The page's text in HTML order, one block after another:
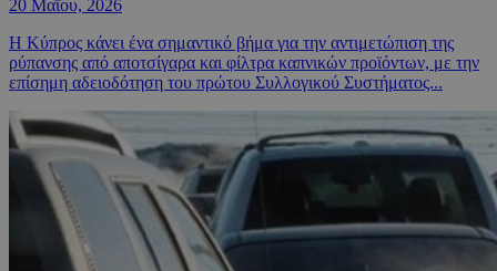
20 Μαΐου, 2026
Η Κύπρος κάνει ένα σημαντικό βήμα για την αντιμετώπιση της
ρύπανσης από αποτσίγαρα και φίλτρα καπνικών προϊόντων, με την
επίσημη αδειοδότηση του πρώτου Συλλογικού Συστήματος...